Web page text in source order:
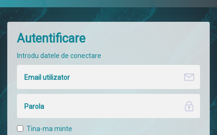
Autentificare
Introdu datele de conectare
Tina-ma minte